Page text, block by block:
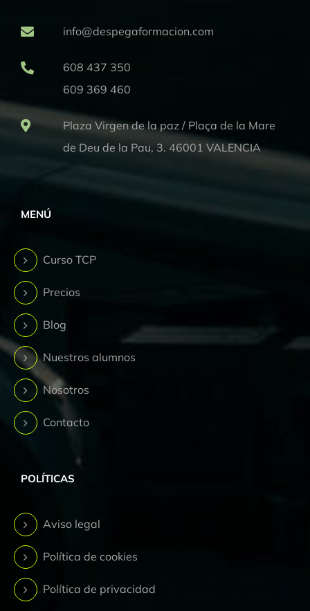
info@despegaformacion.com
608 437 350
609 369 460
Plaza Virgen de la paz / Plaça de la Mare
de Deu de la Pau, 3. 46001 VALENCIA
MENÚ
Curso TCP
Precios
Blog
Nuestros alumnos
Nosotros
Contacto
POLÍTICAS
Aviso legal
Política de cookies
Política de privacidad